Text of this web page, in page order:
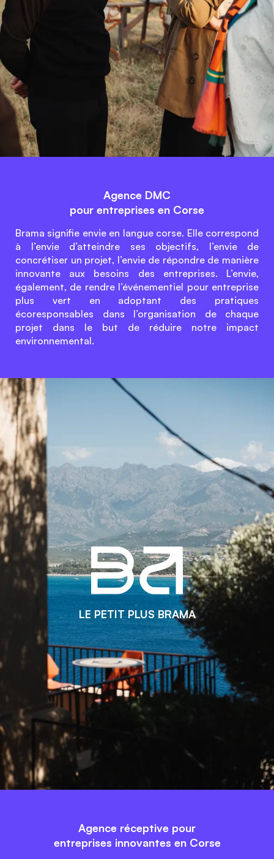
Agence DMC
pour entreprises en Corse
Brama signifie envie en langue corse. Elle correspond
à l’envie d’atteindre ses objectifs, l’envie de
concrétiser un projet, l’envie de répondre de manière
innovante aux besoins des entreprises. L’envie,
également, de rendre l’événementiel pour entreprise
plus vert en adoptant des pratiques
écoresponsables dans l’organisation de chaque
projet dans le but de réduire notre impact
environnemental.
Agence réceptive pour
entreprises innovantes en Corse
LE PETIT PLUS BRAMA